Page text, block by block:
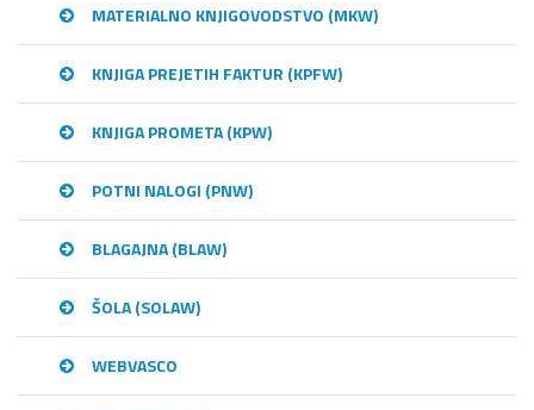
MATERIALNO KNJIGOVODSTVO (MKW)
KNJIGA PREJETIH FAKTUR (KPFW)
KNJIGA PROMETA (KPW)
POTNI NALOGI (PNW)
BLAGAJNA (BLAW)
ŠOLA (SOLAW)
WEBVASCO